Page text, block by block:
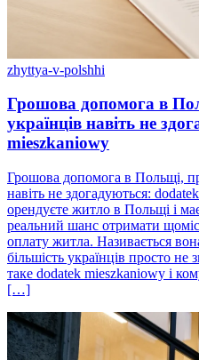
zhyttya-v-polshhi
Грошова допомога в
українців навіть не
mieszkaniowy
Грошова допомога в Польщі,
навіть не здогадуються:
орендуєте житло в Польщі і
реальний шанс отримати
оплату житла. Називається
більшість українців просто
таке dodatek mieszkaniowy і
[…]